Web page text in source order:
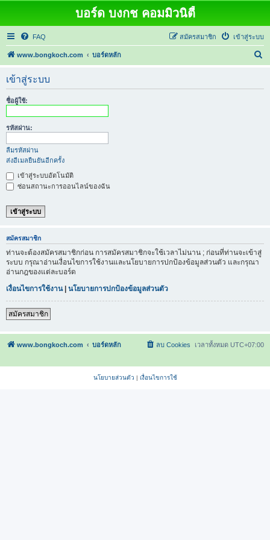
บอร์ด บงกช คอมมิวนิตี้
FAQ เข้าสู่ระบบ
สมัครสมาชิก
www.bongkoch.com บอร์ดหลัก
เข้าสู่ระบบ
ชื่อผู้ใช้:
รหัสผ่าน:
ลืมรหัสผ่าน
ส่งอีเมลยืนยันอีกครั้ง
เข้าสู่ระบบอัตโนมัติ
ซ่อนสถานะการออนไลน์ของฉัน
สมัครสมาชิก
ท่านจะต้องสมัครสมาชิกก่อน การสมัครสมาชิกจะใช้เวลาไม่นาน ; ก่อนที่ท่านจะเข้าสู่
ระบบ กรุณาอ่านเงื่อนไขการใช้งานและนโยบายการปกป้องข้อมูลส่วนตัว และกรุณา
อ่านกฎของแต่ละบอร์ด
เงื่อนไขการใช้งาน| นโยบายการปกป้องข้อมูลส่วนตัว
สมัครสมาชิก
www.bongkoch.com บอร์ดหลัก เวลาทั้งหมด UTC+07:00
ลบ Cookies
นโยบายส่วนตัว | เงื่อนไขการใช้